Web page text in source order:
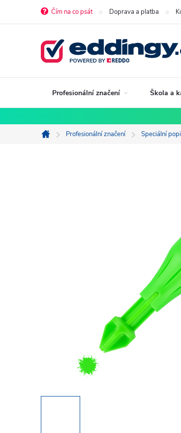
Čím na co psát Doprava a platba
Profesionální značení Škola a
Domů
Profesionální značení Speciální